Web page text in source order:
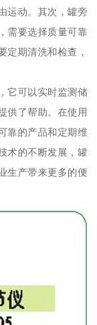
运动。其次，罐旁
需要选择质量可靠
定期清洗和检查，
它可以实时监测储
供了帮助。在使用
靠的产品和定期维
术的不断发展，罐
生产带来更多的便